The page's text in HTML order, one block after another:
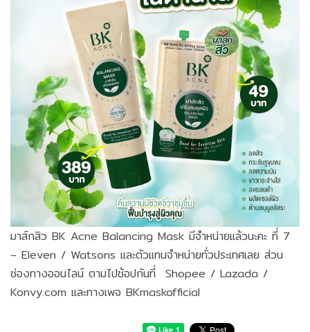
มาส์กสิว BK Acne Balancing Mask มีจำหน่ายแล้วนะคะ ที่ 7
– Eleven / Watsons และตัวแทนจำหน่ายทั่วประเทศเลย ส่วน
ช่องทางออนไลน์ ตามไปช้อปกันที่ Shopee / Lazada /
Konvy.com และทางเพจ BKmaskofficial